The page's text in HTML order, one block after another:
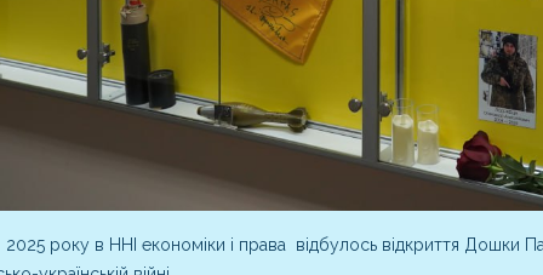
2025 року в ННІ економіки і права відбулось відкриття Дошки